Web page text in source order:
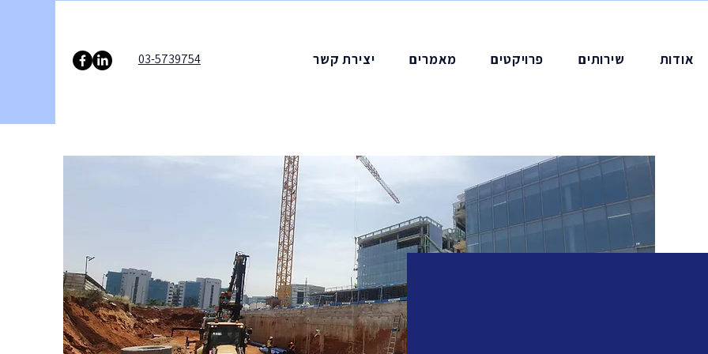
03-5739754 יצירת קשר מאמרים פרויקטים שירותים אודות